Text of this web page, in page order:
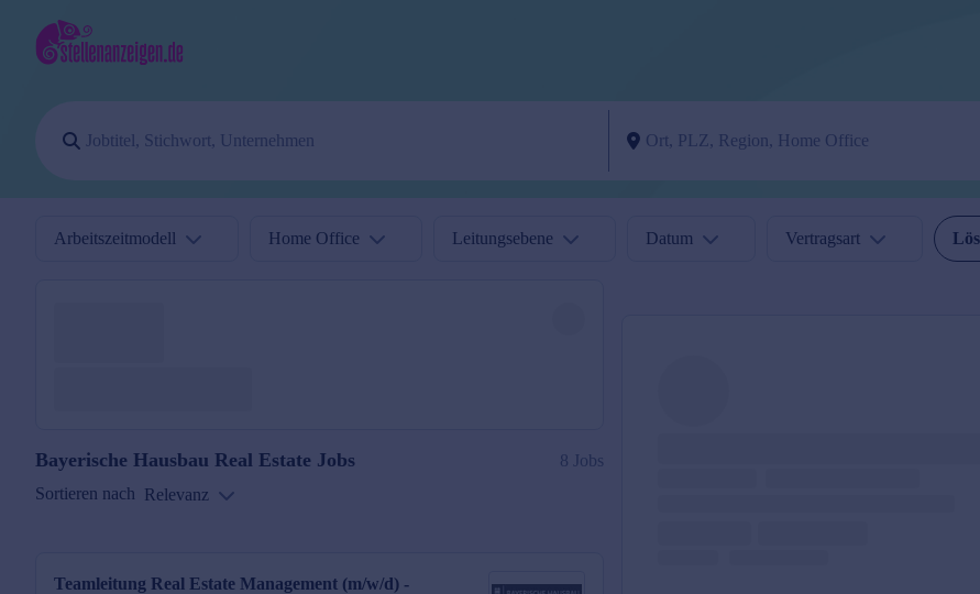
Arbeitszeitmodell Home Office Leitungsebene Datum Vertragsart
Bayerische Hausbau Real Estate Jobs
8 Jobs
Sortieren nach Relevanz
Teamleitung Real Estate Management (m/w/d) -